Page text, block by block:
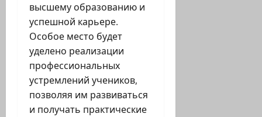
высшему образованию и
успешной карьере.
Особое место будет
уделено реализации
профессиональных
устремлений учеников,
позволяя им развиваться
и получать практические